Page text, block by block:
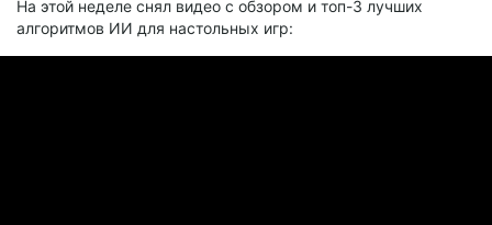
На этой неделе снял видео с обзором и топ-3 лучших
алгоритмов ИИ для настольных игр: